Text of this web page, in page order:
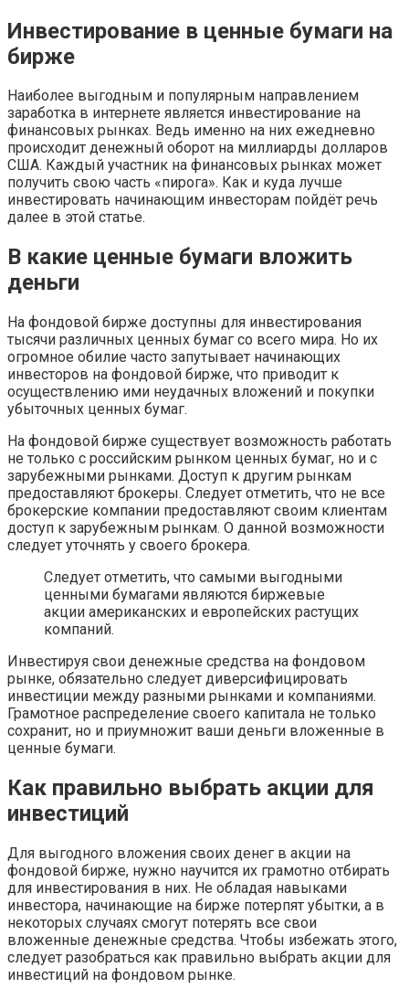
Инвестирование в ценные бумаги на
бирже
Наиболее выгодным и популярным направлением
заработка в интернете является инвестирование на
финансовых рынках. Ведь именно на них ежедневно
происходит денежный оборот на миллиарды долларов
США. Каждый участник на финансовых рынках может
получить свою часть «пирога». Как и куда лучше
инвестировать начинающим инвесторам пойдёт речь
далее в этой статье.
В какие ценные бумаги вложить
деньги
На фондовой бирже доступны для инвестирования
тысячи различных ценных бумаг со всего мира. Но их
огромное обилие часто запутывает начинающих
инвесторов на фондовой бирже, что приводит к
осуществлению ими неудачных вложений и покупки
убыточных ценных бумаг.
На фондовой бирже существует возможность работать
не только с российским рынком ценных бумаг, но и с
зарубежными рынками. Доступ к другим рынкам
предоставляют брокеры. Следует отметить, что не все
брокерские компании предоставляют своим клиентам
доступ к зарубежным рынкам. О данной возможности
следует уточнять у своего брокера.
Следует отметить, что самыми выгодными
ценными бумагами являются биржевые
акции американских и европейских растущих
компаний.
Инвестируя свои денежные средства на фондовом
рынке, обязательно следует диверсифицировать
инвестиции между разными рынками и компаниями.
Грамотное распределение своего капитала не только
сохранит, но и приумножит ваши деньги вложенные в
ценные бумаги.
Как правильно выбрать акции для
инвестиций
Для выгодного вложения своих денег в акции на
фондовой бирже, нужно научится их грамотно отбирать
для инвестирования в них. Не обладая навыками
инвестора, начинающие на бирже потерпят убытки, а в
некоторых случаях смогут потерять все свои
вложенные денежные средства. Чтобы избежать этого,
следует разобраться как правильно выбрать акции для
инвестиций на фондовом рынке.